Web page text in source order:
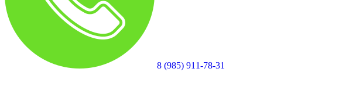
8 (985) 911-78-31